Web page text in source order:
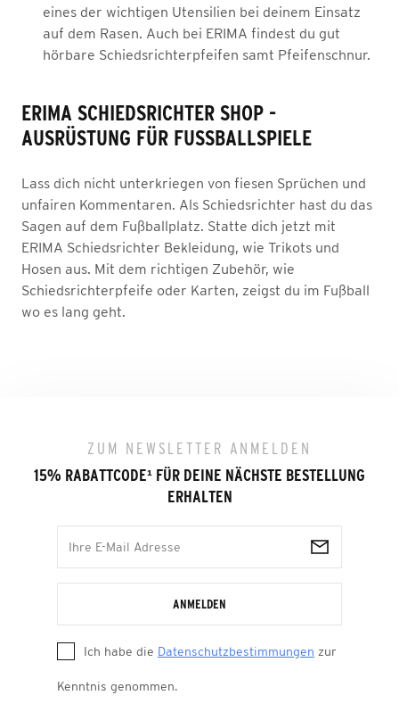
eines der wichtigen Utensilien bei deinem Einsatz
auf dem Rasen. Auch bei ERIMA findest du gut
hörbare Schiedsrichterpfeifen samt Pfeifenschnur.
ERIMA SCHIEDSRICHTER SHOP -
AUSRÜSTUNG FÜR FUSSBALLSPIELE
Lass dich nicht unterkriegen von fiesen Sprüchen und
unfairen Kommentaren. Als Schiedsrichter hast du das
Sagen auf dem Fußballplatz. Statte dich jetzt mit
ERIMA Schiedsrichter Bekleidung, wie Trikots und
Hosen aus. Mit dem richtigen Zubehör, wie
Schiedsrichterpfeife oder Karten, zeigst du im Fußball
wo es lang geht.
ZUM NEWSLETTER ANMELDEN
15% RABATTCODE¹ FÜR DEINE NÄCHSTE BESTELLUNG
ERHALTEN
ANMELDEN
Ich habe die Datenschutzbestimmungen zur
Kenntnis genommen.